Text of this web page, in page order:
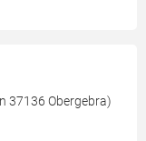
37136 Obergebra)